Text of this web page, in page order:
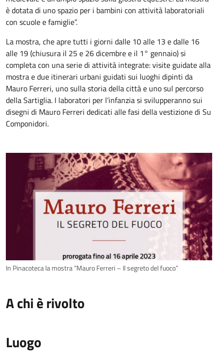
è dotata di uno spazio per i bambini con attività laboratoriali
con scuole e famiglie”.
La mostra, che apre tutti i giorni dalle 10 alle 13 e dalle 16
alle 19 (chiusura il 25 e 26 dicembre e il 1° gennaio) si
completa con una serie di attività integrate: visite guidate alla
mostra e due itinerari urbani guidati sui luoghi dipinti da
Mauro Ferreri, uno sulla storia della città e uno sul percorso
della Sartiglia. I laboratori per l’infanzia si svilupperanno sui
disegni di Mauro Ferreri dedicati alle fasi della vestizione di Su
Componidori.
In Pinacoteca la mostra “Mauro Ferreri – Il segreto del fuoco”
A chi è rivolto
Luogo